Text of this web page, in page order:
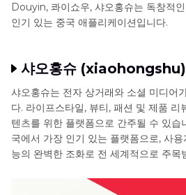
TikTok 대안에 대한 FAQ
Douyin, 콰이쇼우, 샤오홍슈는 독창적
인기 있는 중국 애플리케이션입니다.
샤오홍슈 (xiaohongshu)
샤오홍슈는 전자 상거래와 소셜 미디어
다. 라이프스타일, 뷰티, 패션 및 제품 리
텐츠를 위한 플랫폼으로 간주될 수 있습
국에서 가장 인기 있는 플랫폼으로, 사
능의 완벽한 조화로 전 세계적으로 주목